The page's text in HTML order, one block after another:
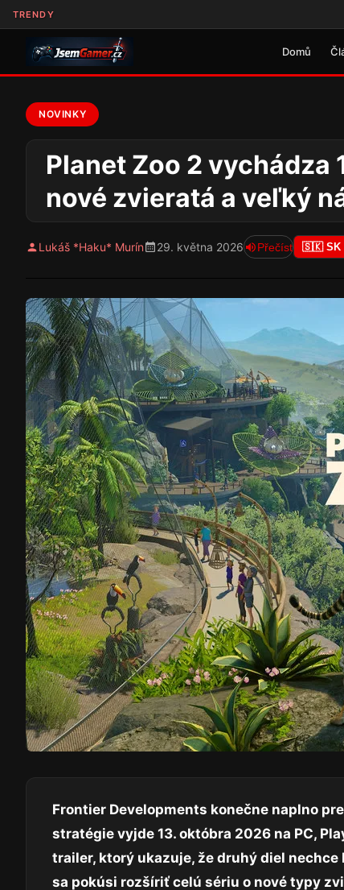
TRENDY
Domů
NOVINKY
Planet Zoo 2
nové zvieratá a veľký
Lukáš *Haku* Murín 29. května 2026 Přečíst 🇸🇰 SK
Frontier Developments konečne naplno
stratégie vyjde 13. októbra 2026 na PC,
trailer, ktorý ukazuje, že druhý diel
sa pokúsi rozšíriť celú sériu o nové typy